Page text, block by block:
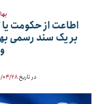
اطاعت از حکومت یا
بر یک سند رسمی
در تاریخ۱۴۰۵/